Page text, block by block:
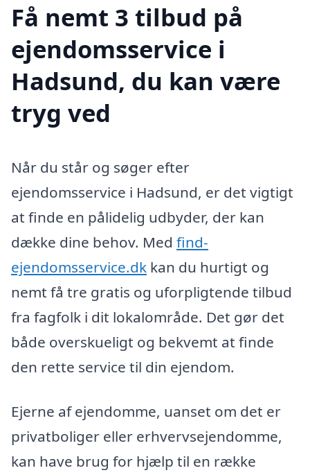
Få nemt 3 tilbud på
ejendomsservice i
Hadsund, du kan være
tryg ved
Når du står og søger efter
ejendomsservice i Hadsund, er det vigtigt
at finde en pålidelig udbyder, der kan
dække dine behov. Med find-
ejendomsservice.dk kan du hurtigt og
nemt få tre gratis og uforpligtende tilbud
fra fagfolk i dit lokalområde. Det gør det
både overskueligt og bekvemt at finde
den rette service til din ejendom.
Ejerne af ejendomme, uanset om det er
privatboliger eller erhvervsejendomme,
kan have brug for hjælp til en række